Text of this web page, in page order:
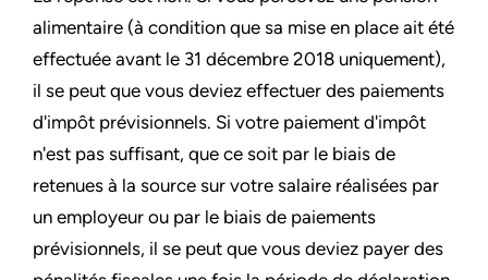
alimentaire (à condition que sa mise en place ait été
effectuée avant le 31 décembre 2018 uniquement),
il se peut que vous deviez effectuer des paiements
d'impôt prévisionnels. Si votre paiement d'impôt
n'est pas suffisant, que ce soit par le biais de
retenues à la source sur votre salaire réalisées par
un employeur ou par le biais de paiements
prévisionnels, il se peut que vous deviez payer des